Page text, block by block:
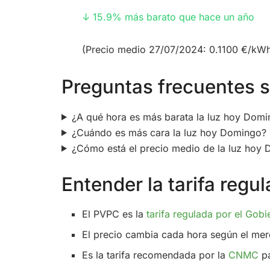
↓ 15.9% más barato que hace un año
(Precio medio 27/07/2024: 0.1100 €/
Preguntas frecuentes
¿A qué hora es más barata la luz hoy
¿Cuándo es más cara la luz hoy Domingo?
¿Cómo está el precio medio de la luz hoy
Entender la tarifa
El PVPC es latarifa regulada por el
El precio cambia cada hora según el
Es la tarifa recomendada por la CNMC